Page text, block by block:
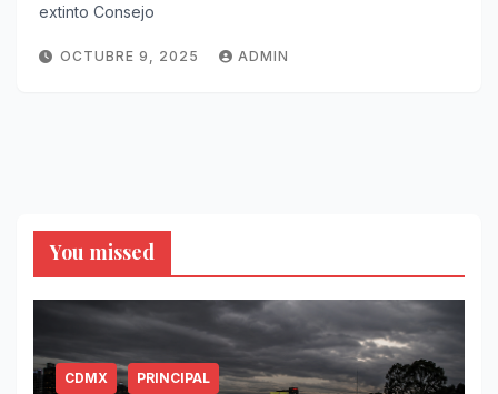
extinto Consejo
OCTUBRE 9, 2025 ADMIN
You missed
CDMX PRINCIPAL